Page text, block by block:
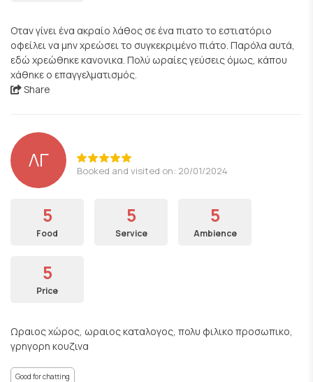
Οταν γίνει ένα ακραίο λάθος σε ένα πιατο το εστιατόριο
οφείλει να μην χρεώσει το συγκεκριμένο πιάτο. Παρόλα αυτά,
εδώ χρεώθηκε κανονικα. Πολύ ωραίες γεύσεις όμως, κάπου
χάθηκε ο επαγγελματισμός.
Share
ΛΓ Booked and visited on: 20/01/2024
5
Food
5
Service
5
Ambience
5
Price
Ωραιος χώρος, ωραιος καταλογος, πολυ φιλικο προσωπικο,
γρηγορη κουζινα
Good for chatting